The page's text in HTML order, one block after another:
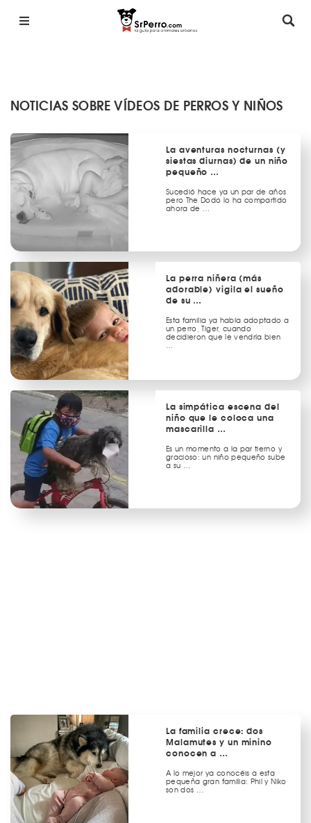
NOTICIAS SOBRE VÍDEOS DE PERROS Y NIÑOS
La aventuras nocturnas (y
siestas diurnas) de un niño
pequeño …
Sucedió hace ya un par de años
pero The Dodo lo ha compartido
ahora de …
La perra niñera (más
adorable) vigila el sueño
de su …
Esta familia ya había adoptado a
un perro, Tiger, cuando
decidieron que le vendría bien
…
La simpática escena del
niño que le coloca una
mascarilla …
Es un momento a la par tierno y
gracioso: un niño pequeño sube
a su …
La familia crece: dos
Malamutes y un minino
conocen a …
A lo mejor ya conocéis a esta
pequeña gran familia: Phil y Niko
son dos …